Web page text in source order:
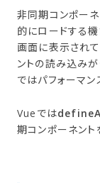
非同期コンポーネ
的にロードする機
画面に表示され
ントの読み込み
ではパフォーマン
Vueでは
期コンポーネント